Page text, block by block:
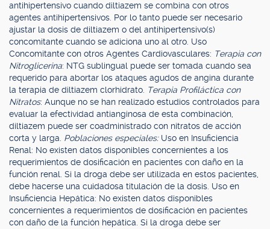
antihipertensivo cuando diltiazem se combina con otros
agentes antihipertensivos. Por lo tanto puede ser necesario
ajustar la dosis de diltiazem o del antihipertensivo(s)
concomitante cuando se adiciona uno al otro. Uso
Concomitante con otros Agentes Cardiovasculares: Terapia con
Nitroglicerina: NTG sublingual puede ser tomada cuando sea
requerido para abortar los ataques agudos de angina durante
la terapia de diltiazem clorhidrato. Terapia Profiláctica con
Nitratos: Aunque no se han realizado estudios controlados para
evaluar la efectividad antianginosa de esta combinación,
diltiazem puede ser coadministrado con nitratos de acción
corta y larga. Poblaciones especiales: Uso en Insuficiencia
Renal: No existen datos disponibles concernientes a los
requerimientos de dosificación en pacientes con daño en la
función renal. Si la droga debe ser utilizada en estos pacientes,
debe hacerse una cuidadosa titulación de la dosis. Uso en
Insuficiencia Hepática: No existen datos disponibles
concernientes a requerimientos de dosificación en pacientes
con daño de la función hepática. Si la droga debe ser